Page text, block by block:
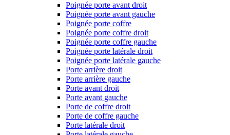
Poignée porte avant droit
Poignée porte avant gauche
Poignée porte coffre
Poignée porte coffre droit
Poignée porte coffre gauche
Poignée porte latérale droit
Poignée porte latérale gauche
Porte arrière droit
Porte arrière gauche
Porte avant droit
Porte avant gauche
Porte de coffre droit
Porte de coffre gauche
Porte latérale droit